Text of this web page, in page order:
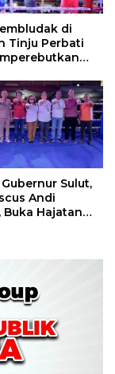
di
Tinju Perbati
Sulut,
Andi
Buka Hajatan